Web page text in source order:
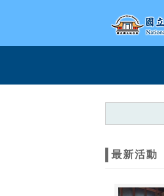
最新活動